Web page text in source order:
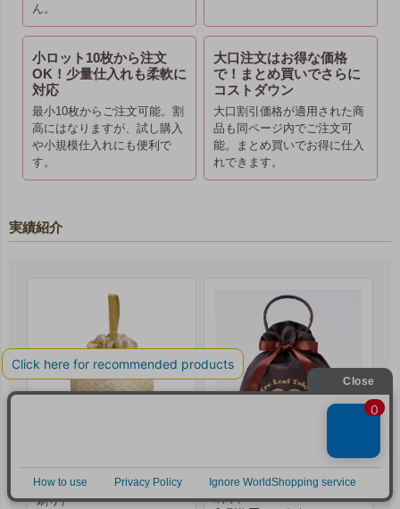
ん。
小ロット10枚から注文
OK！少量仕入れも柔軟に
対応
最小10枚からご注文可能。割
高にはなりますが、試し購入
や小規模仕入れにも便利で
す。
大口注文はお得な価格
で！まとめ買いでさらに
コストダウン
大口割引価格が適用された商
品も同ページ内でご注文可
能。まとめ買いでお得に仕入
れできます。
実績紹介
（一社）石巻圏観光推進機構様
印刷方法：
シルク印刷（手
刷り）
Tre Leaf Tokyo（トレリーフ東京） 様
印刷方法：シルク印刷（手
刷り）